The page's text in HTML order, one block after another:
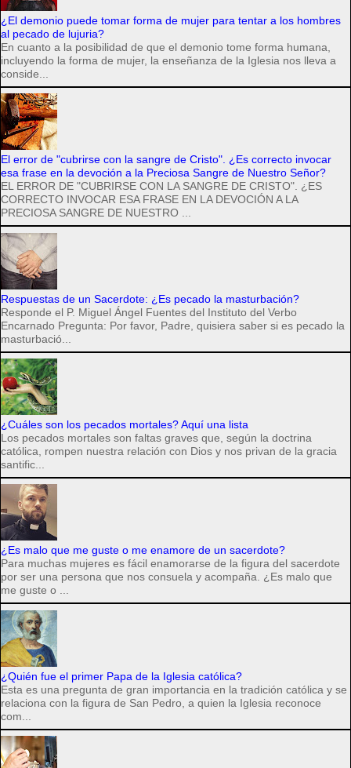
¿El demonio puede tomar forma de mujer para tentar a los hombres
al pecado de lujuria?
En cuanto a la posibilidad de que el demonio tome forma humana,
incluyendo la forma de mujer, la enseñanza de la Iglesia nos lleva a
conside...
El error de "cubrirse con la sangre de Cristo". ¿Es correcto invocar
esa frase en la devoción a la Preciosa Sangre de Nuestro Señor?
EL ERROR DE "CUBRIRSE CON LA SANGRE DE CRISTO". ¿ES
CORRECTO INVOCAR ESA FRASE EN LA DEVOCIÓN A LA
PRECIOSA SANGRE DE NUESTRO ...
Respuestas de un Sacerdote: ¿Es pecado la masturbación?
Responde el P. Miguel Ángel Fuentes del Instituto del Verbo
Encarnado Pregunta: Por favor, Padre, quisiera saber si es pecado la
masturbació...
¿Cuáles son los pecados mortales? Aquí una lista
Los pecados mortales son faltas graves que, según la doctrina
católica, rompen nuestra relación con Dios y nos privan de la gracia
santific...
¿Es malo que me guste o me enamore de un sacerdote?
Para muchas mujeres es fácil enamorarse de la figura del sacerdote
por ser una persona que nos consuela y acompaña. ¿Es malo que
me guste o ...
¿Quién fue el primer Papa de la Iglesia católica?
Esta es una pregunta de gran importancia en la tradición católica y se
relaciona con la figura de San Pedro, a quien la Iglesia reconoce
com...